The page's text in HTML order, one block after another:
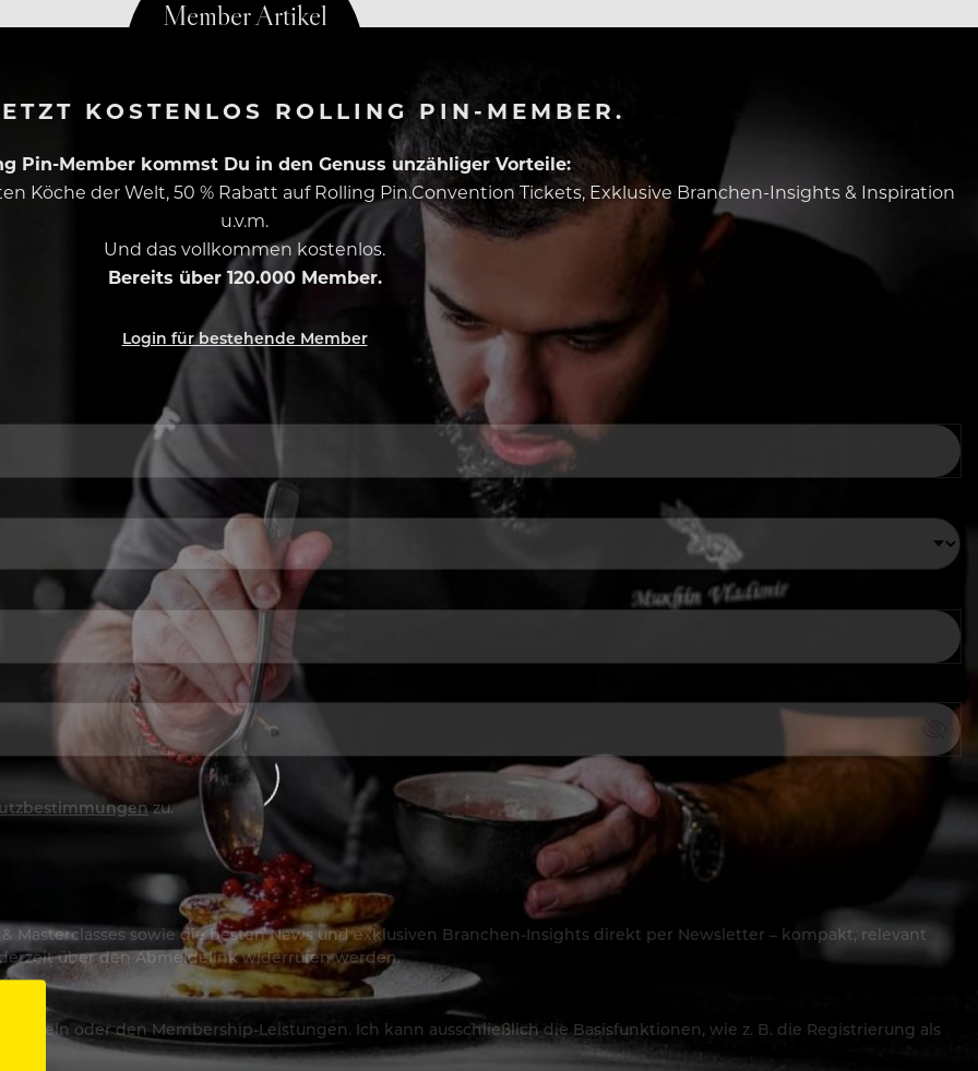
KOSTENLOS ROLLING PIN-MEMBER.
Pin-Member kommst Du in den Genuss unzähliger Vorteile:
Köche der Welt, 50 % Rabatt auf Rolling Pin.Convention Tickets, Exklusive Branchen-Insights & Inspiration
u.v.m.
Und das vollkommen kostenlos.
Bereits über 120.000 Member.
Login für bestehende Member
zu.
Masterclasses sowie die besten News und exklusiven Branchen-Insights direkt per Newsletter – kompakt, relevant
über den Abmeldelink widerrufen werden.
Artikeln oder den Membership-Leistungen. Ich kann ausschließlich die Basisfunktionen, wie z. B. die Registrierung als